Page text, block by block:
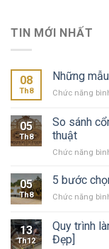
TIN MỚI NHẤT
08
Th8
Những
Chức năng
05
Th8
So sánh
thuật
Chức năng
05
Th8
5 bước
Chức năng
13
Th12
Quy trình
Đẹp]